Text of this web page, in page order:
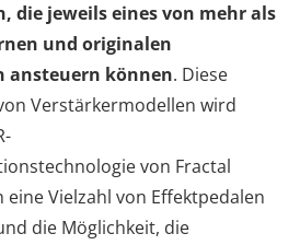
die jeweils eines von mehr als
und originalen
ansteuern können. Diese
Verstärkermodellen wird
von Fractal
Vielzahl von Effektpedalen
die Möglichkeit, die